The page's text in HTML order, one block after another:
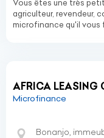
Vous êtes une très
agriculteur, revendeur,
microfinance qu'il vous
AFRICA LEASING
Microfinance
Bonanjo,